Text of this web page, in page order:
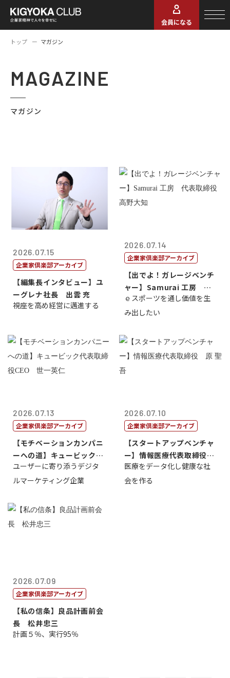
会員になる
トップ マガジン
MAGAZINE
マガジン
2026.07.15
企業家倶楽部アーカイブ
【編集長インタビュー】ユ
ーグレナ社長 出雲 充
視座を高め経営に邁進する
2026.07.14
企業家倶楽部アーカイブ
【出でよ！ガレージベンチ
ャー】Samurai 工房 代
表取締...
ｅスポーツを通し価値を生
み出したい
2026.07.13
企業家倶楽部アーカイブ
【モチベーションカンパニ
ーへの道】キュービック代
表取締役CE...
ユーザーに寄り添うデジタ
ルマーケティング企業
2026.07.10
企業家倶楽部アーカイブ
【スタートアップベンチャ
ー】情報医療代表取締役
原 聖吾
医療をデータ化し健康な社
会を作る
2026.07.09
企業家倶楽部アーカイブ
【私の信条】良品計画前会
長 松井忠三
計画５％、実行95％